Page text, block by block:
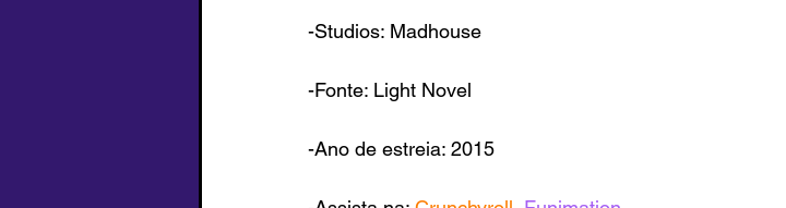
-Studios: Madhouse
-Fonte: Light Novel
-Ano de estreia: 2015